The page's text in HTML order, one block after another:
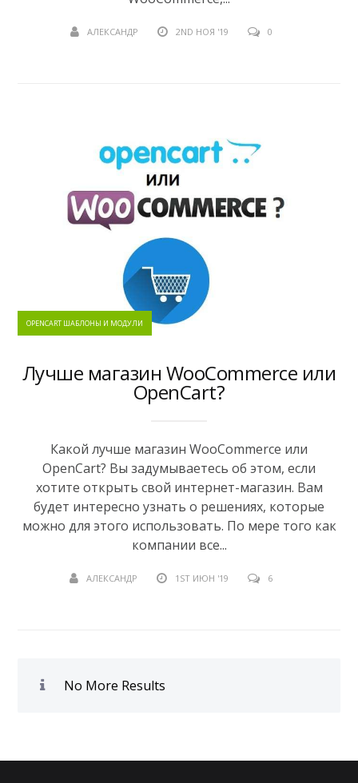
АЛЕКСАНДР 2ND НОЯ '19 0
OPENCART ШАБЛОНЫ И МОДУЛИ
Лучше магазин WooCommerce или
OpenCart?
Какой лучше магазин WooCommerce или
OpenCart? Вы задумываетесь об этом, если
хотите открыть свой интернет-магазин. Вам
будет интересно узнать о решениях, которые
можно для этого использовать. По мере того как
компании все...
АЛЕКСАНДР 1ST ИЮН '19 6
No More Results